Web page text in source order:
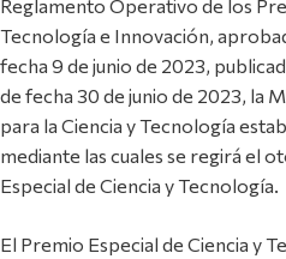
Reglamento Operativo de los
Tecnología e Innovación,
fecha 9 de junio de 2023,
de fecha 30 de junio de 2023, la
para la Ciencia y Tecnología
mediante las cuales se regirá el
Especial de Ciencia y Tecnología.
El Premio Especial de Ciencia y